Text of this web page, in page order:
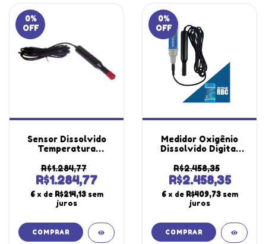
0%
OFF
Sensor Dissolvido
Temperatura
Solução Eletrolítica
Utilizado Medidor
Oxigênio Ph
Instrutherm
R$1.284,77
R$1.284,77
6 x de R$214,13 sem
juros
0%
OFF
Medidor Oxigênio
Dissolvido Digital
Hold Memória Máx
Mín Mo-920 Portátil
Estojo Solução
Certificado
R$2.458,35
R$2.458,35
6 x de R$409,73 sem
juros